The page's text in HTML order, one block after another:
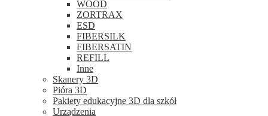
WOOD
ZORTRAX
ESD
FIBERSILK
FIBERSATIN
REFILL
Inne
Skanery 3D
Pióra 3D
Pakiety edukacyjne 3D dla szkół
Urządzenia